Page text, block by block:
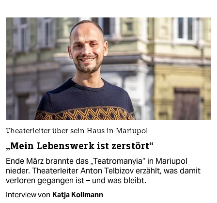
Theaterleiter über sein Haus in Mariupol
„Mein Lebenswerk ist zerstört“
Ende März brannte das „Teatromanyia“ in Mariupol
nieder. Theaterleiter Anton Telbizov erzählt, was damit
verloren gegangen ist – und was bleibt.
Interview von Katja Kollmann